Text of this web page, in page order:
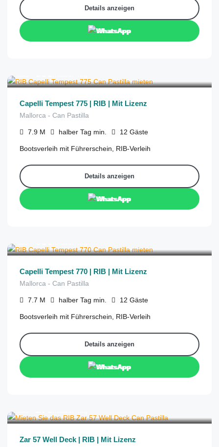
Details anzeigen
WhatsApp
Capelli Tempest 775 | RIB | Mit Lizenz
Mallorca - Can Pastilla
7.9 M halber Tag min. 12 Gäste
Bootsverleih mit Führerschein, RIB-Verleih
Details anzeigen
WhatsApp
Capelli Tempest 770 | RIB | Mit Lizenz
Mallorca - Can Pastilla
7.7 M halber Tag min. 12 Gäste
Bootsverleih mit Führerschein, RIB-Verleih
Details anzeigen
WhatsApp
Zar 57 Well Deck | RIB | Mit Lizenz